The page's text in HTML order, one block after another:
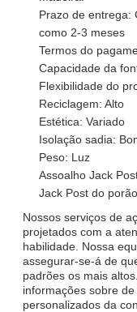
Prazo de entrega:
como 2-3 meses
Termos do
Capacidade da
Flexibilidade do
Reciclagem: Alto
Estética: Variado
Isolação sadia:
Peso: Luz
Assoalho Jack
Jack Post do porão.
Nossos serviços de
projetados com a
habilidade. Nossa
assegurar-se-á de
padrões os mais
informações sobre
personalizados da